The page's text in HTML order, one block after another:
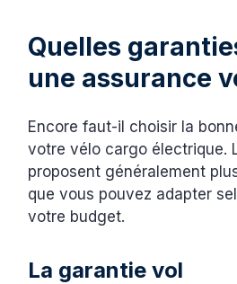
Quelles
une assurance
Encore faut-il choisir la
votre vélo cargo électrique.
proposent généralement
que vous pouvez adapter
votre budget.
La garantie vol